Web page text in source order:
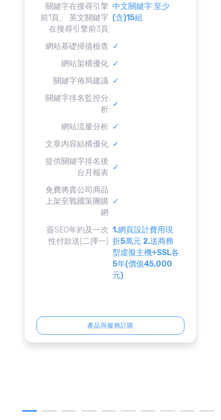
關鍵字在搜尋引擎
前1頁、 英文關鍵字
在搜尋引擎前3頁
中文關鍵字 至少
(含)15組
網站基礎掃描檢查 ✓
網站架構優化 ✓
關鍵字佈局建議 ✓
關鍵字排名監控分
析
✓
網站流量分析 ✓
文章內容結構優化 ✓
提供關鍵字排名後
台月報表
✓
免費將貴公司商品
上架至戰國策團購
網
✓
簽SEO年約及一次
性付款送(二擇一)
1.網頁設計費用現
折5萬元 2.送商務
型虛擬主機+SSL各
5年(價值45,000
元)
產品與服務訂購